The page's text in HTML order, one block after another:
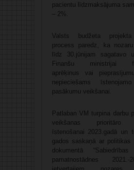
pacientu līdzmaksājuma
– 2%.
Valsts budžeta
process paredz, ka
līdz 30.jūnijam sagatavo
Finanšu ministrijai
aprēķinus vai
nepieciešams
pasākumu veikšanai.
Patlaban VM turpina darbu
veikšanas prioritāro
īstenošanai 2023.gadā un
gados saskaņā ar politikas
dokumentā
pamatnostādnes 2021.-